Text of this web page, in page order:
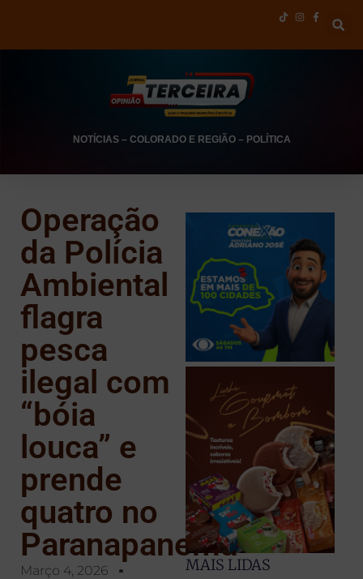
NOTÍCIAS– COLORADO E REGIÃO– POLÍTICA
Operação
da Polícia
Ambiental
flagra
pesca
ilegal com
“bóia
louca” e
prende
quatro no
Paranapanema
Março 4, 2026
MAIS LIDAS